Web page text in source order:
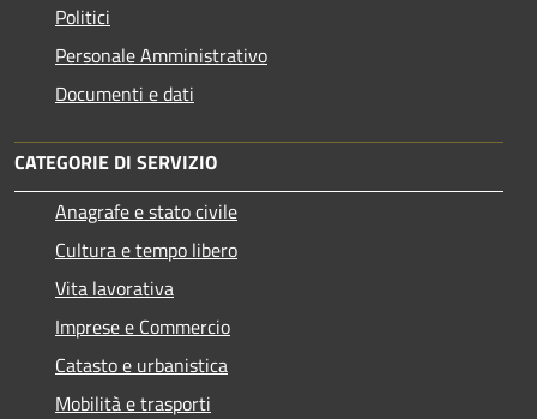
Politici
Personale Amministrativo
Documenti e dati
CATEGORIE DI SERVIZIO
Anagrafe e stato civile
Cultura e tempo libero
Vita lavorativa
Imprese e Commercio
Catasto e urbanistica
Mobilità e trasporti